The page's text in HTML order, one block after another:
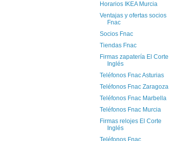
Horarios IKEA Murcia
Ventajas y ofertas socios
Fnac
Socios Fnac
Tiendas Fnac
Firmas zapatería El Corte
Inglés
Teléfonos Fnac Asturias
Teléfonos Fnac Zaragoza
Teléfonos Fnac Marbella
Teléfonos Fnac Murcia
Firmas relojes El Corte
Inglés
Teléfonos Fnac